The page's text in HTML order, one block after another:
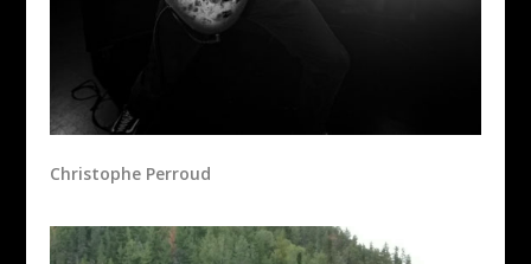
Christophe Perroud